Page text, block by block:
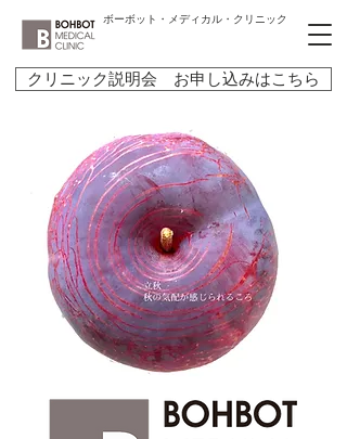
クリニック説明会 お申し込みはこちら
ボーボット・メディカル・クリニック